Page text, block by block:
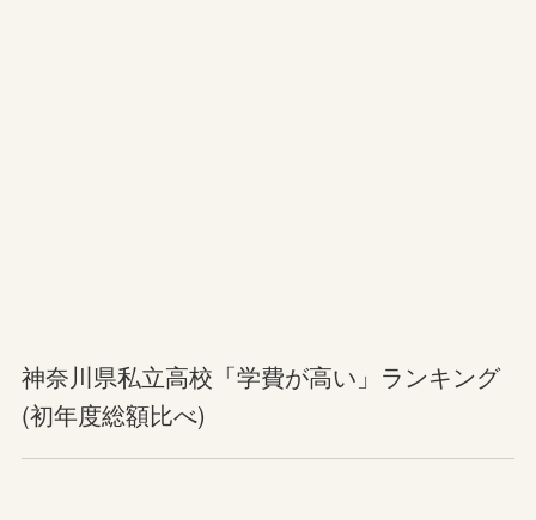
神奈川県私立高校「学費が高い」ランキング
(初年度総額比べ)